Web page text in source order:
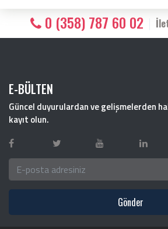
0 (358) 787 60 02
E-BÜLTEN
Güncel duyurulardan ve gelişmelerden
kayıt olun.
Gönder